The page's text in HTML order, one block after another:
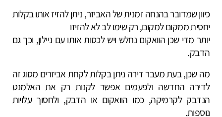
כיוון שמדובר בהנחה זמנית של האביזר, ניתן להזיז אותו בקלות
יחסית ממקום למקום, רק שימו לב לא להזיזו
יותר מדי שכן הוואקום נחלש ויש לכסות אותו עם ניילון, וכך גם
הדבק.
מה שכן, בעת מעבר דירה ניתן בקלות לקחת אביזרים מסוג זה
לדירה החדשה ולפעמים אפשר לקנות רק את האלמנט
הנדבק לקרמיקה, כמו הוואקום או הדבק, ולחסוך עלויות
נוספות.